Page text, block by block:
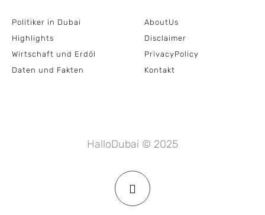
Politiker in Dubai
Highlights
Wirtschaft und Erdöl
Daten und Fakten
AboutUs
Disclaimer
PrivacyPolicy
Kontakt
HalloDubai © 2025